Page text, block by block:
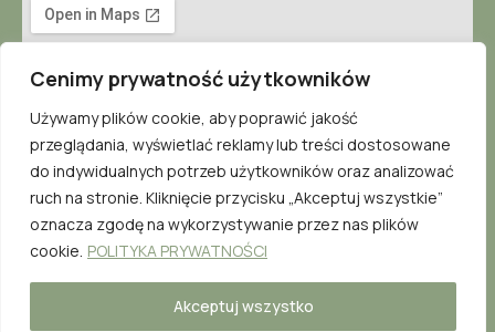
Cenimy prywatność użytkowników
Używamy plików cookie, aby poprawić jakość
przeglądania, wyświetlać reklamy lub treści dostosowane
do indywidualnych potrzeb użytkowników oraz analizować
ruch na stronie. Kliknięcie przycisku „Akceptuj wszystkie”
oznacza zgodę na wykorzystywanie przez nas plików
cookie. POLITYKA PRYWATNOŚCI
Akceptuj wszystko
© Copyright 2024 Luna Pilates House